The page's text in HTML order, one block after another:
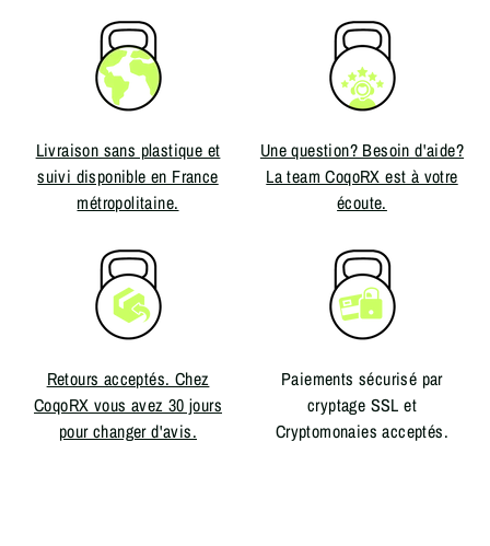
Livraison sans plastique et
suivi disponible en France
métropolitaine.
Une question? Besoin d'aide?
La team CoqoRX est à votre
écoute.
Retours acceptés. Chez
CoqoRX vous avez 30 jours
pour changer d'avis.
Paiements sécurisé par
cryptage SSL et
Cryptomonaies acceptés.